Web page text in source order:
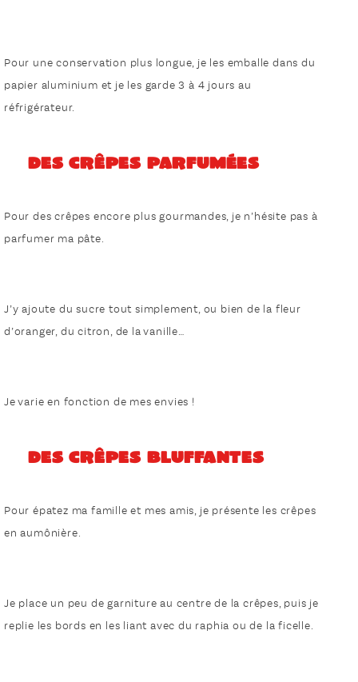
Pour une conservation plus longue, je les emballe dans du
papier aluminium et je les garde 3 à 4 jours au
réfrigérateur.
Des crêpes parfumées
Pour des crêpes encore plus gourmandes, je n’hésite pas à
parfumer ma pâte.
J’y ajoute du sucre tout simplement, ou bien de la fleur
d’oranger, du citron, de la vanille…
Je varie en fonction de mes envies !
Des crêpes bluffantes
Pour épatez ma famille et mes amis, je présente les crêpes
en aumônière.
Je place un peu de garniture au centre de la crêpes, puis je
replie les bords en les liant avec du raphia ou de la ficelle.